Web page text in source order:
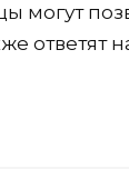
могут
ответят